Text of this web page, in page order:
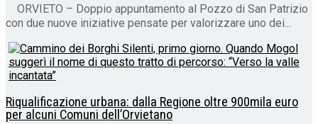
ORVIETO – Doppio appuntamento al Pozzo di San Patrizio
con due nuove iniziative pensate per valorizzare uno dei...
Riqualificazione urbana: dalla Regione oltre 900mila euro
per alcuni Comuni dell’Orvietano